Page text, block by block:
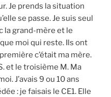
Je prends la situa­tion
se passe. Je suis seul
la grand-mère et le
moi qui reste. Ils ont
c’était ma mère.
et le troi­sième M. Ma
J’avais 9 ou 10 ans
: je fai­sais le CE1. Elle